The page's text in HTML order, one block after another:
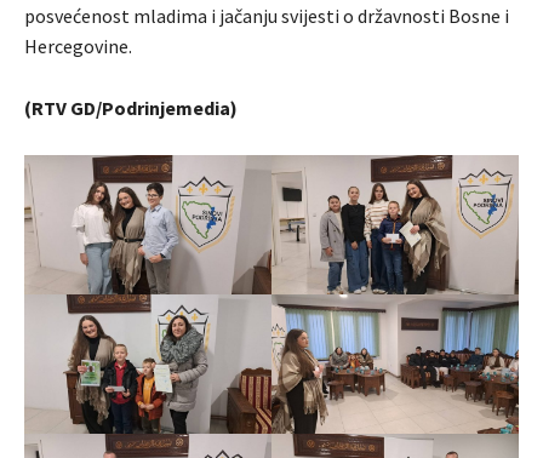
posvećenost mladima i jačanju svijesti o državnosti Bosne i
Hercegovine.
(RTV GD/Podrinjemedia)